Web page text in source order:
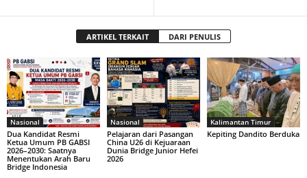
ARTIKEL TERKAIT DARI PENULIS
Nasional
Dua Kandidat Resmi
Ketua Umum PB GABSI
2026–2030: Saatnya
Menentukan Arah Baru
Bridge Indonesia
Nasional
Pelajaran dari Pasangan
China U26 di Kejuaraan
Dunia Bridge Junior Hefei
2026
Kalimantan Timur
Kepiting Dandito Berduka